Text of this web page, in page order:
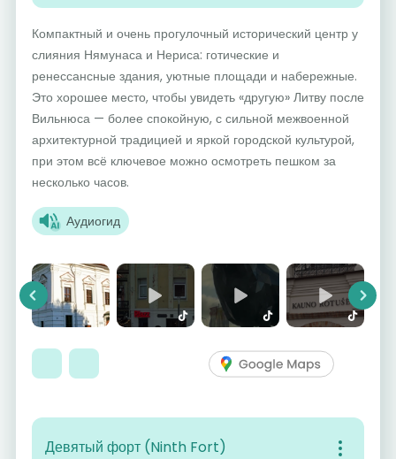
Компактный и очень прогулочный исторический центр у
слияния Нямунаса и Нериса: готические и
ренессансные здания, уютные площади и набережные.
Это хорошее место, чтобы увидеть «другую» Литву после
Вильнюса — более спокойную, с сильной межвоенной
архитектурной традицией и яркой городской культурой,
при этом всё ключевое можно осмотреть пешком за
несколько часов.
Аудиогид
Previous Next
Девятый форт (Ninth Fort)